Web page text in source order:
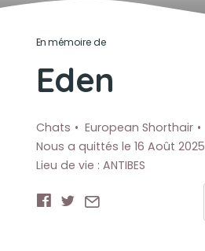
En mémoire de
Eden
Chats European Shorthair
Nous a quittés le 16 Août 2025
Lieu de vie : ANTIBES